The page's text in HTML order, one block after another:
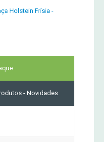
Holstein Frísia -
- Novidades